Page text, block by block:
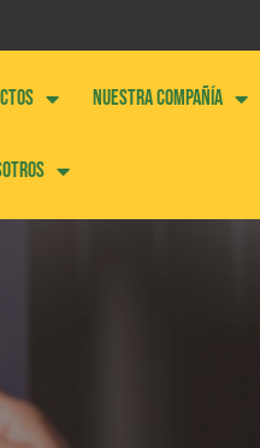
NUESTRA COMPAÑÍA